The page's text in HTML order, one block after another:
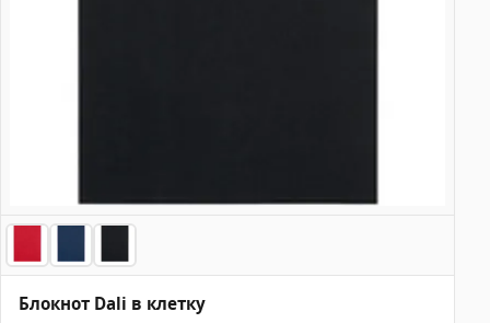
Блокнот Dali в клетку